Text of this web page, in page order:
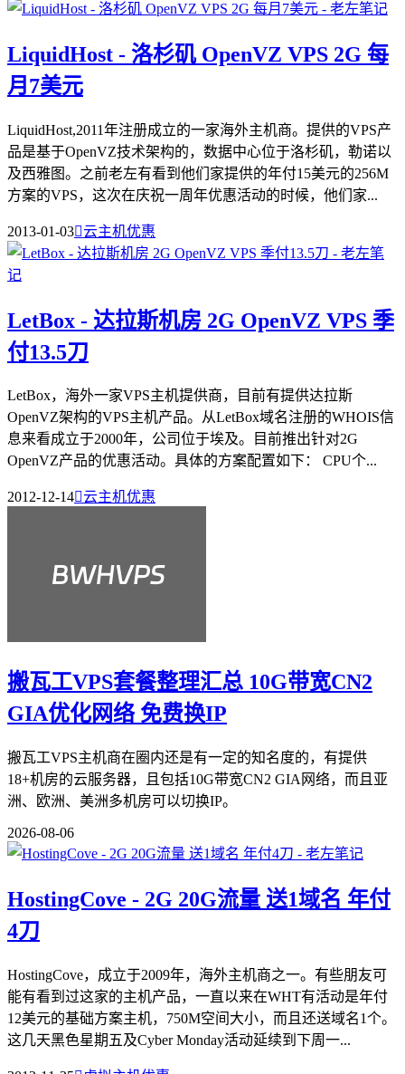
LiquidHost - 洛杉矶 OpenVZ VPS 2G 每
月7美元
LiquidHost,2011年注册成立的一家海外主机商。提供的VPS产
品是基于OpenVZ技术架构的，数据中心位于洛杉矶，勒诺以
及西雅图。之前老左有看到他们家提供的年付15美元的256M
方案的VPS，这次在庆祝一周年优惠活动的时候，他们家...
2013-01-03云主机优惠
LetBox - 达拉斯机房 2G OpenVZ VPS 季
付13.5刀
LetBox，海外一家VPS主机提供商，目前有提供达拉斯
OpenVZ架构的VPS主机产品。从LetBox域名注册的WHOIS信
息来看成立于2000年，公司位于埃及。目前推出针对2G
OpenVZ产品的优惠活动。具体的方案配置如下： CPU个...
2012-12-14云主机优惠
搬瓦工VPS套餐整理汇总 10G带宽CN2
GIA优化网络 免费换IP
搬瓦工VPS主机商在圈内还是有一定的知名度的，有提供
18+机房的云服务器，且包括10G带宽CN2 GIA网络，而且亚
洲、欧洲、美洲多机房可以切换IP。
2026-08-06
HostingCove - 2G 20G流量 送1域名 年付
4刀
HostingCove，成立于2009年，海外主机商之一。有些朋友可
能有看到过这家的主机产品，一直以来在WHT有活动是年付
12美元的基础方案主机，750M空间大小，而且还送域名1个。
这几天黑色星期五及Cyber Monday活动延续到下周一...